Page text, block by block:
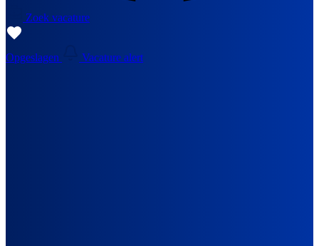
Zoek vacature
Opgeslagen Vacature alert